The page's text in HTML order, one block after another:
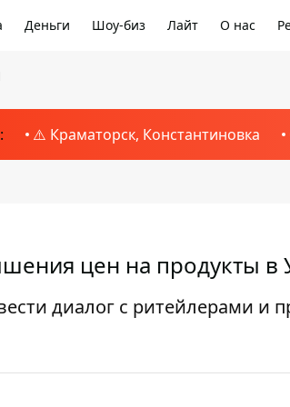
Деньги Шоу-биз Лайт О нас
⚠️ Краматорск, Константиновка
цен на продукты в
диалог с ритейлерами и